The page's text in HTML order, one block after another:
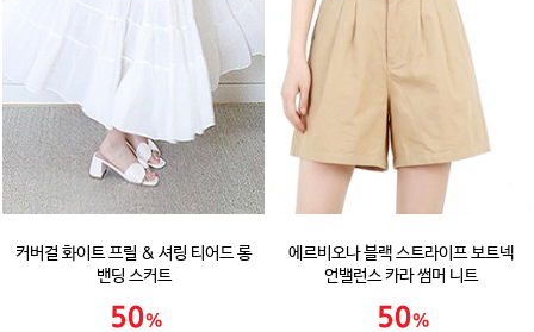
커버걸 화이트 프릴 & 셔링 티어드 롱
밴딩 스커트
에르비오나 블랙 스트라이프 보트넥
언밸런스 카라 썸머 니트